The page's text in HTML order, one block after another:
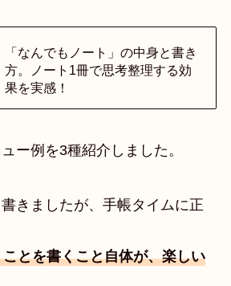
「なんでもノート」の中身と書き
方。ノート1冊で思考整理する効
果を実感！
ー例を3種紹介しました。
きましたが、手帳タイムに正
とを書くこと自体が、楽しい